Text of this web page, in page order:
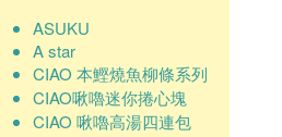
ASUKU
A star
CIAO 本鰹燒魚柳條系列
CIAO啾嚕迷你捲心塊
CIAO 啾嚕高湯四連包